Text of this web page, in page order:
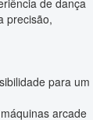
de dança
precisão,
para um
arcade